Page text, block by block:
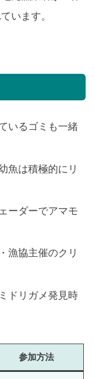
います。
いるゴミも一緒
魚は積極的にリ
ーダーでアマモ
漁協主催のクリ
ドリガメ発見時
参加方法